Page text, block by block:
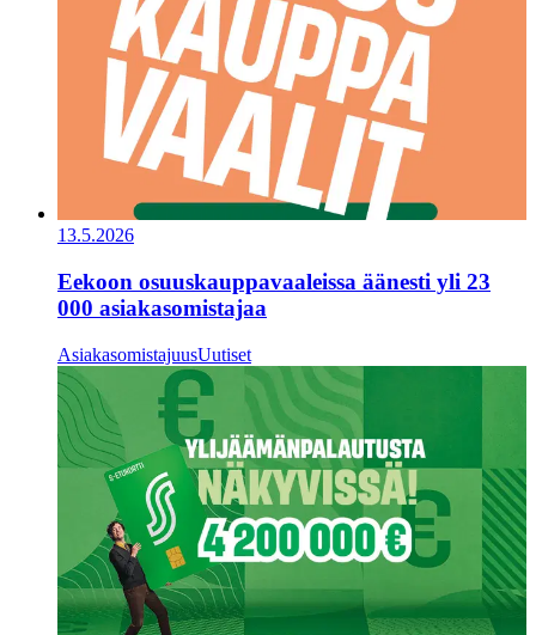
13.5.2026
Eekoon osuuskauppavaaleissa äänesti yli 23
000 asiakasomistajaa
AsiakasomistajuusUutiset